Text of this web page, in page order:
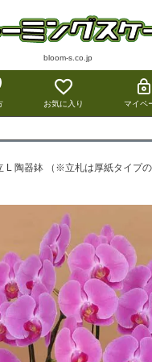
bloom-s.co.jp
お気に入り マイペ
L 陶器鉢 （※立札は厚紙タイプの